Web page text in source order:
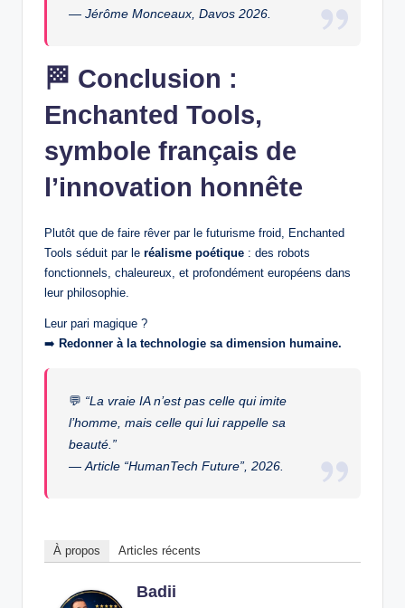
—Jérôme Monceaux, Davos 2026.
🏁 Conclusion :
Enchanted Tools,
symbole français de
l’innovation honnête
Plutôt que de faire rêver par le futurisme froid, Enchanted
Tools séduit par le réalisme poétique : des robots
fonctionnels, chaleureux, et profondément européens dans
leur philosophie.
Leur pari magique ?
➡️ Redonner à la technologie sa dimension humaine.
💬 “La vraie IA n’est pas celle qui imite
l’homme, mais celle qui lui rappelle sa
beauté.”
—Article “HumanTech Future”, 2026.
À propos Articles récents
Badii